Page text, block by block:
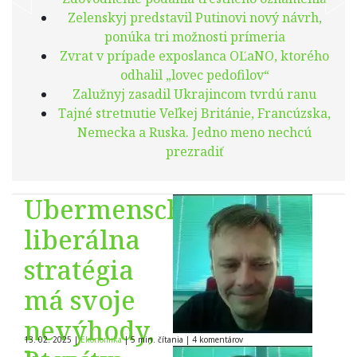
Zelenskyj predstavil Putinovi nový návrh,
ponúka tri možnosti prímeria
Zvrat v prípade exposlanca OĽaNO, ktorého
odhalil „lovec pedofilov“
Zalužnyj zasadil Ukrajincom tvrdú ranu
Tajné stretnutie Veľkej Británie, Francúzska,
Nemecka a Ruska. Jedno meno nechcú
prezradiť
Ubermensch
liberálna
stratégia
má svoje
nevýhody,
13. 02. 2025 | Ekonomika |5 min. čítania | 4 komentárov